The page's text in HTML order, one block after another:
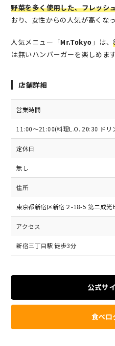
野菜を多く使用した、フレッシ
おり、女性からの人気が高くな
人気メニュー「Mr.Tokyo 」は、
は無いハンバーガーを楽しめま
店舗詳細
営業時間
11:00〜21:00(料理L.O. 20:30 ドリ
定休日
無し
住所
東京都新宿区新宿２-18-5 第二成光
アクセス
新宿三丁目駅 徒歩3分
公式サ
食べロ